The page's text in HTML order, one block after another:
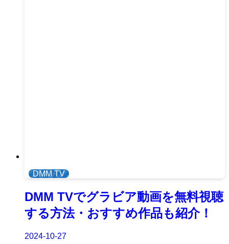
DMM TV
DMM TVでグラビア動画を無料視聴
する方法・おすすめ作品も紹介！
2024-10-27